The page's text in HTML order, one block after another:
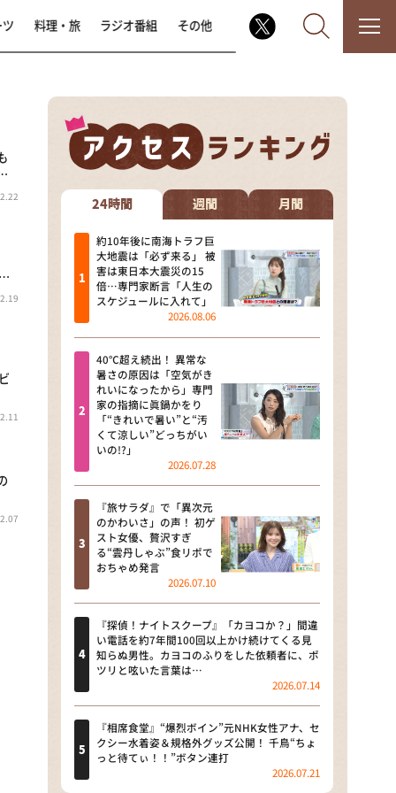
なるみ・岡村の過ぎるTV
相席食堂
これ余談なんですけど・・・
～人生密着トークバラエティ！
～ やすとものいたって真剣です
探偵！ナイトスクープ
news おかえり
河合＆A.B.C-Z塚田×福井アナ
「なんでやねん！？」（news お
かえり）
DAIGOも台所 ～きょうの献立 何
にする？～
本日はダイアンなり！シーズン２
朝だ！生です旅サラダ
教えて！ニュースライブ 正義の
ミカタ
ＬＩＦＥ～夢のカタチ～
新婚さんいらっしゃい！
ポツンと一軒家
ザキ山小屋本館
料理・旅 ラジオ番組 その他
24時間 週間 月間
約10年後に南海トラフ巨
大地震は「必ず来る」 被
害は東日本大震災の15
倍…専門家断言「人生の
スケジュールに入れて」
2026.08.06
40℃超え続出！ 異常な
暑さの原因は「空気がき
れいになったから」専門
家の指摘に眞鍋かをり
「“きれいで暑い”と“汚
くて涼しい”どっちがい
いの!?」
2026.07.28
『旅サラダ』で「異次元
のかわいさ」の声！ 初ゲ
スト女優、贅沢すぎ
る“雲丹しゃぶ”食リポで
おちゃめ発言
2026.07.10
『探偵！ナイトスクープ』「カヨコか？」間違
い電話を約7年間100回以上かけ続けてくる見
知らぬ男性。カヨコのふりをした依頼者に、ポ
ツリと呟いた言葉は…
2026.07.14
『相席食堂』“爆烈ボイン”元NHK女性アナ、セ
クシー水着姿＆規格外グッズ公開！ 千鳥“ちょ
っと待てぃ！！”ボタン連打
2026.07.21